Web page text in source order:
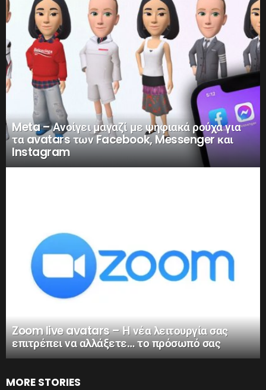
Meta – Ανοίγει μαγαζί με ψηφιακά ρούχα για
τα avatars των Facebook, Messenger και
Instagram
Zoom live avatars – Η νέα λειτουργία σας
επιτρέπει να αλλάξετε… το πρόσωπό σας
MORE STORIES